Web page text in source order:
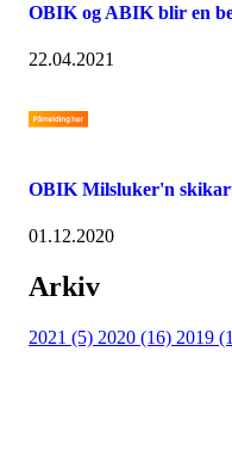
OBIK og ABIK blir en
22.04.2021
OBIK Milsluker'n
01.12.2020
Arkiv
2021 (5) 2020 (16) 2019